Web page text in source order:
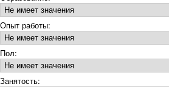
Опыт работы:
Пол:
Занятость: